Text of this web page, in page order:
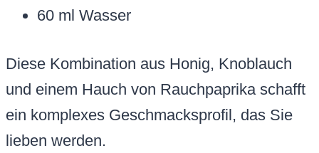
60 ml Wasser
Diese Kombination aus Honig, Knoblauch
und einem Hauch von Rauchpaprika schafft
ein komplexes Geschmacksprofil, das Sie
lieben werden.